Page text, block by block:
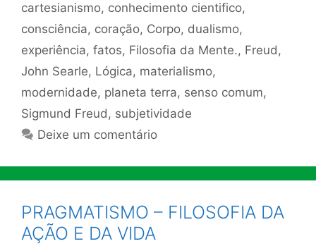
cartesianismo, conhecimento cientifico,
consciência, coração, Corpo, dualismo,
experiência, fatos, Filosofia da Mente., Freud,
John Searle, Lógica, materialismo,
modernidade, planeta terra, senso comum,
Sigmund Freud, subjetividade
Deixe um comentário
PRAGMATISMO – FILOSOFIA DA
AÇÃO Ε DA VIDA